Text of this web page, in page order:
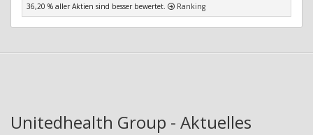
36,20 % aller Aktien sind besser bewertet.
Ranking
Unitedhealth Group - Aktuelles